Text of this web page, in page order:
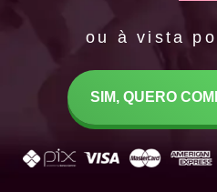
ou à vista
SIM, QUERO